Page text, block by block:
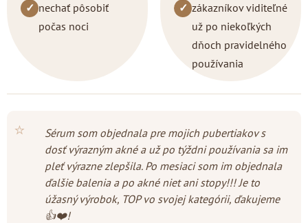
✓ nechať pôsobiť
počas noci
✓ zákazníkov viditeľné
už po niekoľkých
dňoch pravidelného
používania
⭐
Sérum som objednala pre mojich pubertiakov s
dosť výrazným akné a už po týždni používania sa im
pleť výrazne zlepšila. Po mesiaci som im objednala
ďalšie balenia a po akné niet ani stopy!!! Je to
úžasný výrobok, TOP vo svojej kategórii, ďakujeme
👍❤️!